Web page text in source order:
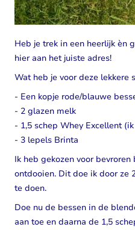
Heb je trek in een heerlijk èn
hier aan het juiste adres!
Wat heb je voor deze lekkere
- Een kopje rode/blauwe
- 2 glazen melk
- 1,5 schep Whey Excellent
- 3 lepels Brinta
Ik heb gekozen voor
ontdooien. Dit doe ik door ze
te doen.
Doe nu de bessen in de
aan toe en daarna de 1,5